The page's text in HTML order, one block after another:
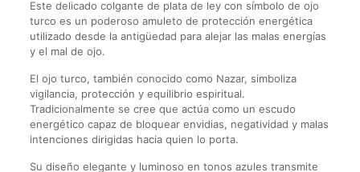
Este delicado colgante de plata de ley con símbolo de ojo
turco es un poderoso amuleto de protección energética
utilizado desde la antigüedad para alejar las malas energías
y el mal de ojo.
El ojo turco, también conocido como Nazar, simboliza
vigilancia, protección y equilibrio espiritual.
Tradicionalmente se cree que actúa como un escudo
energético capaz de bloquear envidias, negatividad y malas
intenciones dirigidas hacia quien lo porta.
Su diseño elegante y luminoso en tonos azules transmite